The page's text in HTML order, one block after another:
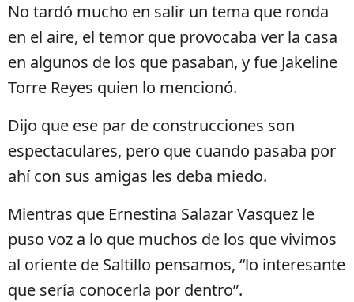
No tardó mucho en salir un tema que ronda
en el aire, el temor que provocaba ver la casa
en algunos de los que pasaban, y fue Jakeline
Torre Reyes quien lo mencionó.
Dijo que ese par de construcciones son
espectaculares, pero que cuando pasaba por
ahí con sus amigas les deba miedo.
Mientras que Ernestina Salazar Vasquez le
puso voz a lo que muchos de los que vivimos
al oriente de Saltillo pensamos, “lo interesante
que sería conocerla por dentro”.